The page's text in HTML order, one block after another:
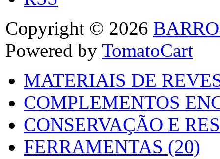
Copyright © 2026
Powered by TomatoCart
MATERIAIS DE
COMPLEMENTOS
CONSERVAÇÃO E
FERRAMENTAS (20)